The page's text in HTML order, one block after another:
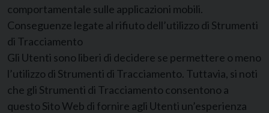
comportamentale sulle applicazioni mobili.
Conseguenze legate al rifiuto dell’utilizzo di Strumenti
di Tracciamento
Gli Utenti sono liberi di decidere se permettere o meno
l’utilizzo di Strumenti di Tracciamento. Tuttavia, si noti
che gli Strumenti di Tracciamento consentono a
questo Sito Web di fornire agli Utenti un’esperienza